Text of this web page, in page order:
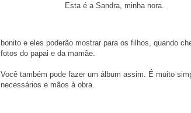
Esta é a Sandra, minha nora.
bonito e eles poderão mostrar para os filhos, quando
fotos do papai e da mamãe.
Você também pode fazer um álbum assim. É muito
necessários e mãos à obra.